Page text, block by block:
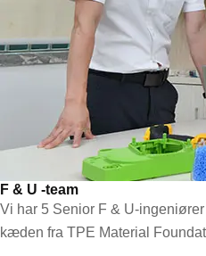
F & U -team
Vi har 5 Senior F & U-
kæden fra TPE Material